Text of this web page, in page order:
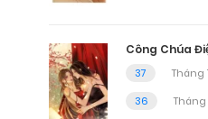
Công Chúa
37
Tháng
36
Tháng